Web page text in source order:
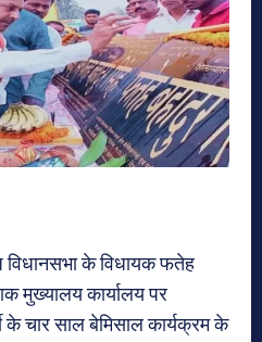
के विधायक फतेह
मुख्यालय कार्यालय पर
के चार साल बेमिसाल कार्यक्रम के